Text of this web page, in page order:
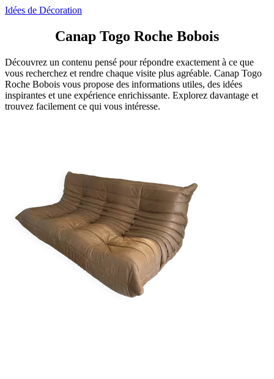
Idées de Décoration
Canap Togo Roche Bobois
Découvrez un contenu pensé pour répondre exactement à ce que
vous recherchez et rendre chaque visite plus agréable. Canap Togo
Roche Bobois vous propose des informations utiles, des idées
inspirantes et une expérience enrichissante. Explorez davantage et
trouvez facilement ce qui vous intéresse.